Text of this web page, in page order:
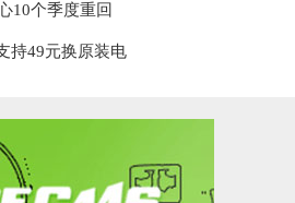
10个季度重回
持49元换原装电